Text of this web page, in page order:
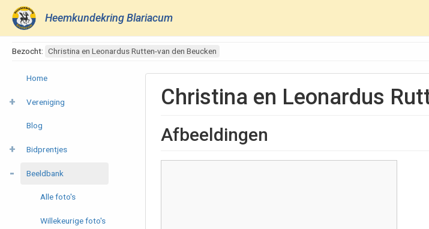
Heemkundekring Blariacum
Bezocht: Christina en Leonardus Rutten-van den Beucken
Home
Vereniging
Blog
Bidprentjes
Beeldbank
Alle foto's
Willekeurige foto's
Christina en Leonardus
Afbeeldingen